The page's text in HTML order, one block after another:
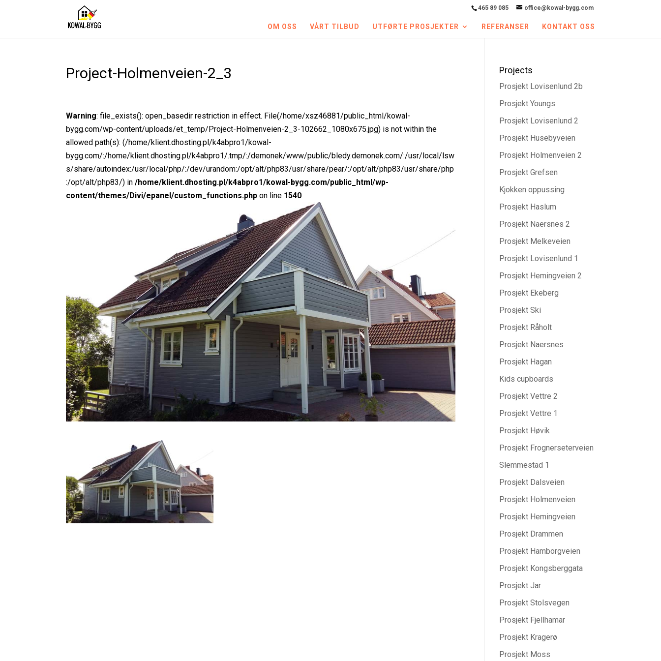
465 89 085 office@kowal-bygg.com
OM OSS VÅRT TILBUD UTFØRTE PROSJEKTER REFERANSER KONTAKT OSS
Project-Holmenveien-2_3
Warning: file_exists(): open_basedir restriction in effect. File(/home/xsz46881/public_html/kowal-
bygg.com/wp-content/uploads/et_temp/Project-Holmenveien-2_3-102662_1080x675.jpg) is not within the
allowed path(s): (/home/klient.dhosting.pl/k4abpro1/kowal-
bygg.com/:/home/klient.dhosting.pl/k4abpro1/.tmp/:/demonek/www/public/bledy.demonek.com/:/usr/local/lsw
s/share/autoindex:/usr/local/php/:/dev/urandom:/opt/alt/php83/usr/share/pear/:/opt/alt/php83/usr/share/php
:/opt/alt/php83/) in/home/klient.dhosting.pl/k4abpro1/kowal-bygg.com/public_html/wp-
content/themes/Divi/epanel/custom_functions.php on line 1540
Projects
Prosjekt Lovisenlund 2b
Prosjekt Youngs
Prosjekt Lovisenlund 2
Prosjekt Husebyveien
Prosjekt Holmenveien 2
Prosjekt Grefsen
Kjokken oppussing
Prosjekt Haslum
Prosjekt Naersnes 2
Prosjekt Melkeveien
Prosjekt Lovisenlund 1
Prosjekt Hemingveien 2
Prosjekt Ekeberg
Prosjekt Ski
Prosjekt Råholt
Prosjekt Naersnes
Prosjekt Hagan
Kids cupboards
Prosjekt Vettre 2
Prosjekt Vettre 1
Prosjekt Høvik
Prosjekt Frognerseterveien
Slemmestad 1
Prosjekt Dalsveien
Prosjekt Holmenveien
Prosjekt Hemingveien
Prosjekt Drammen
Prosjekt Hamborgveien
Prosjekt Kongsberggata
Prosjekt Jar
Prosjekt Stolsvegen
Prosjekt Fjellhamar
Prosjekt Kragerø
Prosjekt Moss